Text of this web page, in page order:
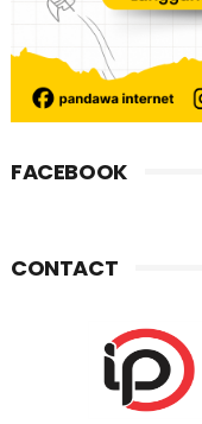
FACEBOOK
CONTACT